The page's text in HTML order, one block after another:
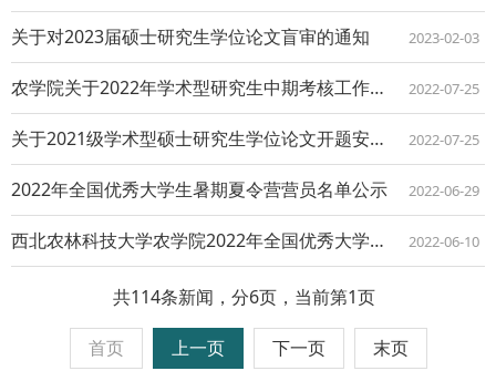
关于对2023届硕士研究生学位论文盲审的通知 2023-02-03
农学院关于2022年学术型研究生中期考核工作安排的通知 2022-07-25
关于2021级学术型硕士研究生学位论文开题安排的通知 2022-07-25
2022年全国优秀大学生暑期夏令营营员名单公示 2022-06-29
西北农林科技大学农学院2022年全国优秀大学生暑期夏令营通知 2022-06-10
共114条新闻，分6页，当前第1页
首页 上一页 下一页 末页